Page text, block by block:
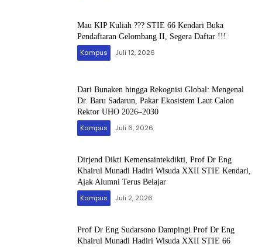
Mau KIP Kuliah ??? STIE 66 Kendari Buka
Pendaftaran Gelombang II, Segera Daftar !!!
Kampus Juli 12, 2026
Dari Bunaken hingga Rekognisi Global: Mengenal
Dr. Baru Sadarun, Pakar Ekosistem Laut Calon
Rektor UHO 2026–2030
Kampus Juli 6, 2026
Dirjend Dikti Kemensaintekdikti, Prof Dr Eng
Khairul Munadi Hadiri Wisuda XXII STIE Kendari,
Ajak Alumni Terus Belajar
Kampus Juli 2, 2026
Prof Dr Eng Sudarsono Dampingi Prof Dr Eng
Khairul Munadi Hadiri Wisuda XXII STIE 66